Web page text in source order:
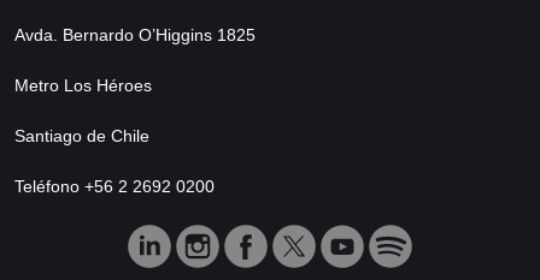
Avda. Bernardo O’Higgins 1825
Metro Los Héroes
Santiago de Chile
Teléfono +56 2 2692 0200